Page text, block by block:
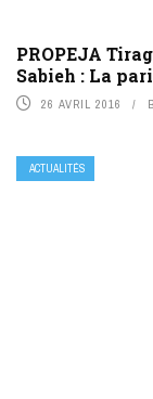
PROPEJA
Sabieh : La
26 AVRIL 2016
ACTUALITÉS